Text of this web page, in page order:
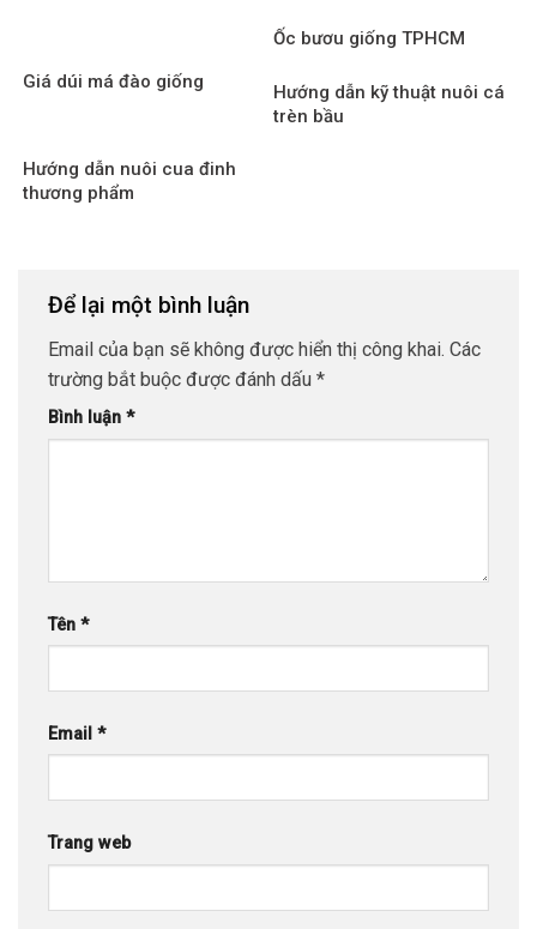
Giá dúi má đào giống
Ốc bươu giống TPHCM
Hướng dẫn kỹ thuật nuôi cá
trèn bầu
Hướng dẫn nuôi cua đinh
thương phẩm
Để lại một bình luận
Email của bạn sẽ không được hiển thị công khai. Các
trường bắt buộc được đánh dấu *
Bình luận *
Tên *
Email *
Trang web